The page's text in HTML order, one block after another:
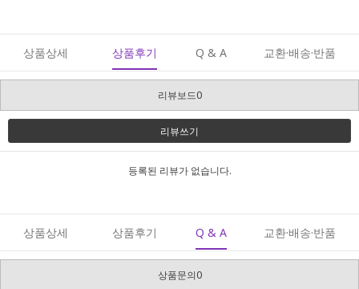
상품상세 상품후기 Q & A 교환·배송·반품
리뷰보드0
리뷰쓰기
등록된 리뷰가 없습니다.
상품상세 상품후기 Q & A 교환·배송·반품
상품문의0